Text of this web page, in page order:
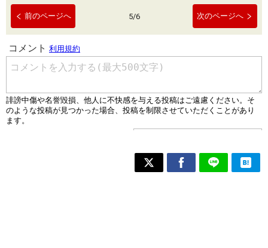
前のページへ 5/6 次のページへ